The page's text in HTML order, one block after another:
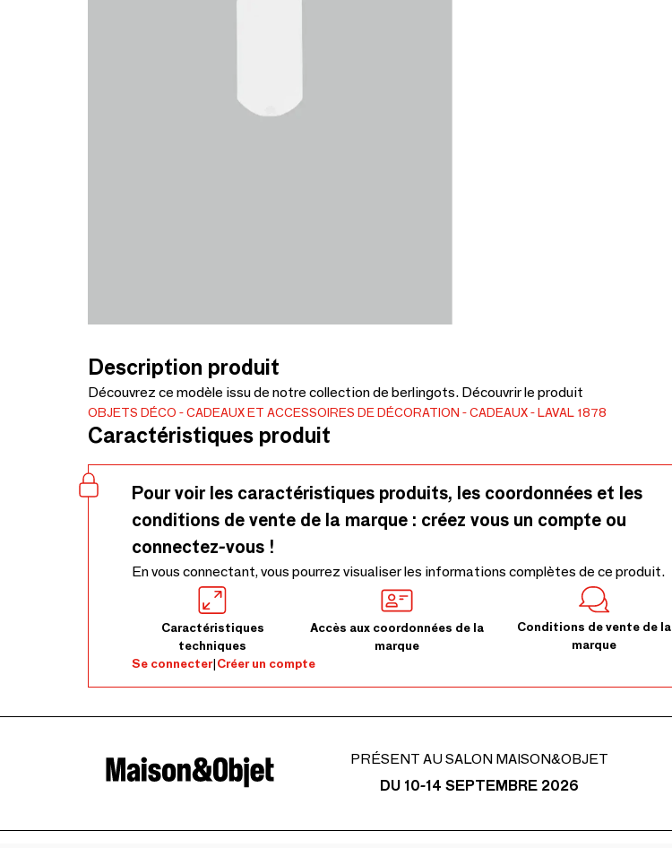
Description produit
Découvrez ce modèle issu de notre collection de berlingots. Découvrir le produit
OBJETS DÉCO CADEAUX ET ACCESSOIRES DE DÉCORATION CADEAUX LAVAL 1878
Caractéristiques produit
Pour voir les caractéristiques produits, les coordonnées et les
conditions de vente de la marque : créez vous un compte ou
connectez-vous !
En vous connectant, vous pourrez visualiser les informations complètes de ce produit.
Caractéristiques
techniques
Accès aux coordonnées de la
marque
Conditions de vente de la
marque
Se connecter|Créer un compte
PRÉSENT AU SALON MAISON&OBJET
DU 10-14 SEPTEMBRE 2026